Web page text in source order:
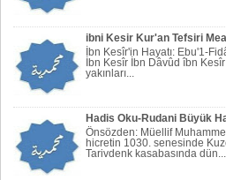
ibni Kesir Kur'an Tefsiri
İbn Kesîr'in Hayatı: Ebu'1-
İbn Kesîr İbn Dâvûd îbn
yakınları...
Hadis Oku-Rudani Büyük
Önsözden: Müellif
hicretin 1030. senesinde
Tarivdenk kasabasında dün...